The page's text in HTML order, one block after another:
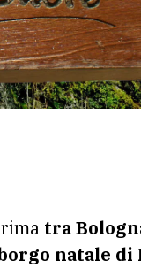
tra
natale di